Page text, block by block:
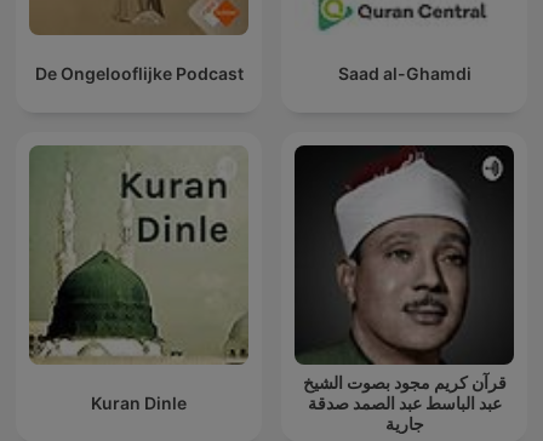
De Ongelooflijke Podcast Saad al-Ghamdi
Kuran Dinle
قرآن كريم مجود بصوت الشيخ
عبد الباسط عبد الصمد صدقة
جارية